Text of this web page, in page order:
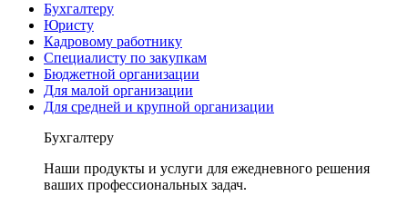
Бухгалтеру
Юристу
Кадровому работнику
Специалисту по закупкам
Бюджетной организации
Для малой организации
Для средней и крупной организации
Бухгалтеру
Наши продукты и услуги для ежедневного решения
ваших профессиональных задач.